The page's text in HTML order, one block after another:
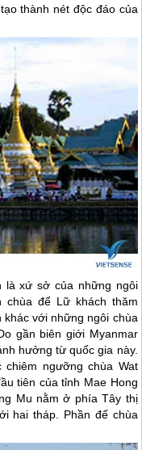
thành nét độc đáo của
là xứ sở của những ngôi
chùa để Lữ khách thăm
khác với những ngôi chùa
gần biên giới Myanmar
hưởng từ quốc gia này.
ngưỡng chùa Wat
tiên của tỉnh Mae Hong
Mu nằm ở phía Tây thị
hai tháp. Phần đế chùa